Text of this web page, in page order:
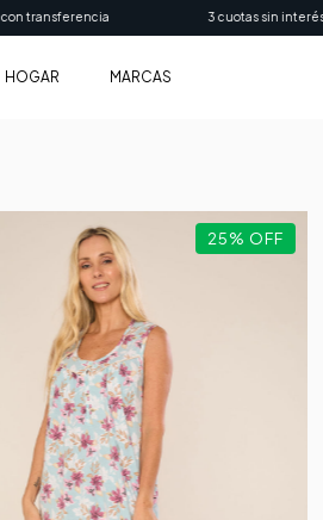
3 cuotas sin interés sin monto mínimo
HOGAR MARCAS
25% OFF